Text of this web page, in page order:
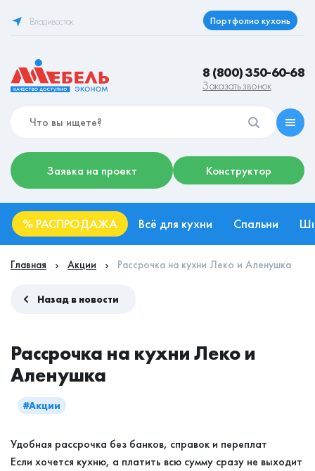
Владивосток Портфолио кухонь
8 (800) 350-60-68
Заказать звонок
Заявка на проект Конструктор
% РАСПРОДАЖА Всё для кухни Спальни
Главная Акции Рассрочка на кухни Леко и Аленушка
Назад в новости
Рассрочка на кухни Леко и
Аленушка
#Акции
Удобная рассрочка без банков, справок и переплат
Если хочется кухню, а платить всю сумму сразу не выходит